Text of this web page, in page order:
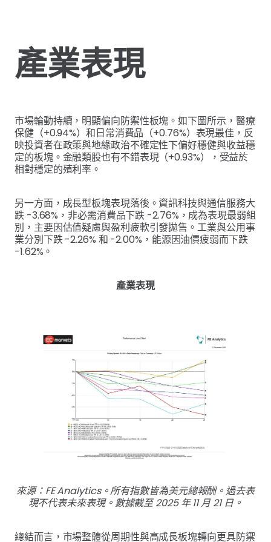
產業表現
市場輪動持續，明顯偏向防禦性板塊。如下圖所示，醫療
保健（+0.94%）和日常消費品（+0.76%）表現最佳，反
映投資者在政策與地緣政治不確定性下偏好穩健與收益穩
定的板塊。金融類股也有不錯表現（+0.93%），受益於
相對穩定的殖利率。
另一方面，成長型板塊表現落後。資訊科技與通信服務大
跌 -3.68%，非必需消費品下跌 -2.76%，成為表現最弱組
別，主要因估值疑慮與盈利疲軟引發拋售。工業與公用事
業分別下跌 -2.26% 和 -2.00%，能源因油價疲弱而下跌
-1.62%。
產業表現
來源：FE Analytics。所有指數皆為美元總報酬。過去表
現不代表未來表現。數據截至 2025 年 11 月 21 日。
總結而言，市場整體從周期性與高成長板塊轉向更具防禦